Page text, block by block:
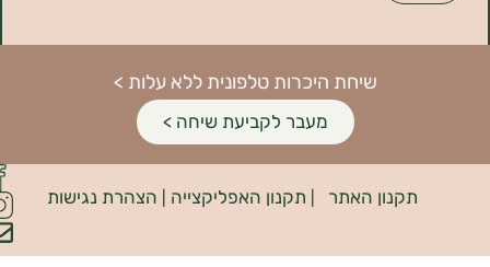
שיחת היכרות טלפונית ללא עלות >
מעבר לקביעת שיחה >
האתר|תקנון האפליקצייה|הצהרת נגישות האתר:
INDIANA